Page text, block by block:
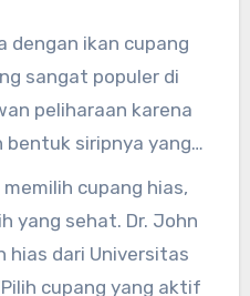
dengan ikan cupang
sangat populer di
peliharaan karena
bentuk siripnya yang
memutuskan untuk
ada beberapa tips
hias yang sehat
kamu ketahui.
cupang hias,
yang sehat. Dr. John
hias dari Universitas
cupang yang aktif